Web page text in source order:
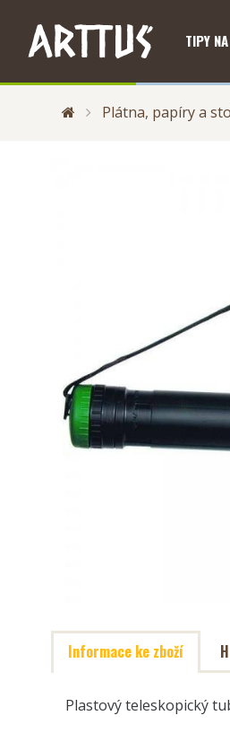
TIPY
Plátna, papíry a
Informace ke zboží
Plastový teleskopický